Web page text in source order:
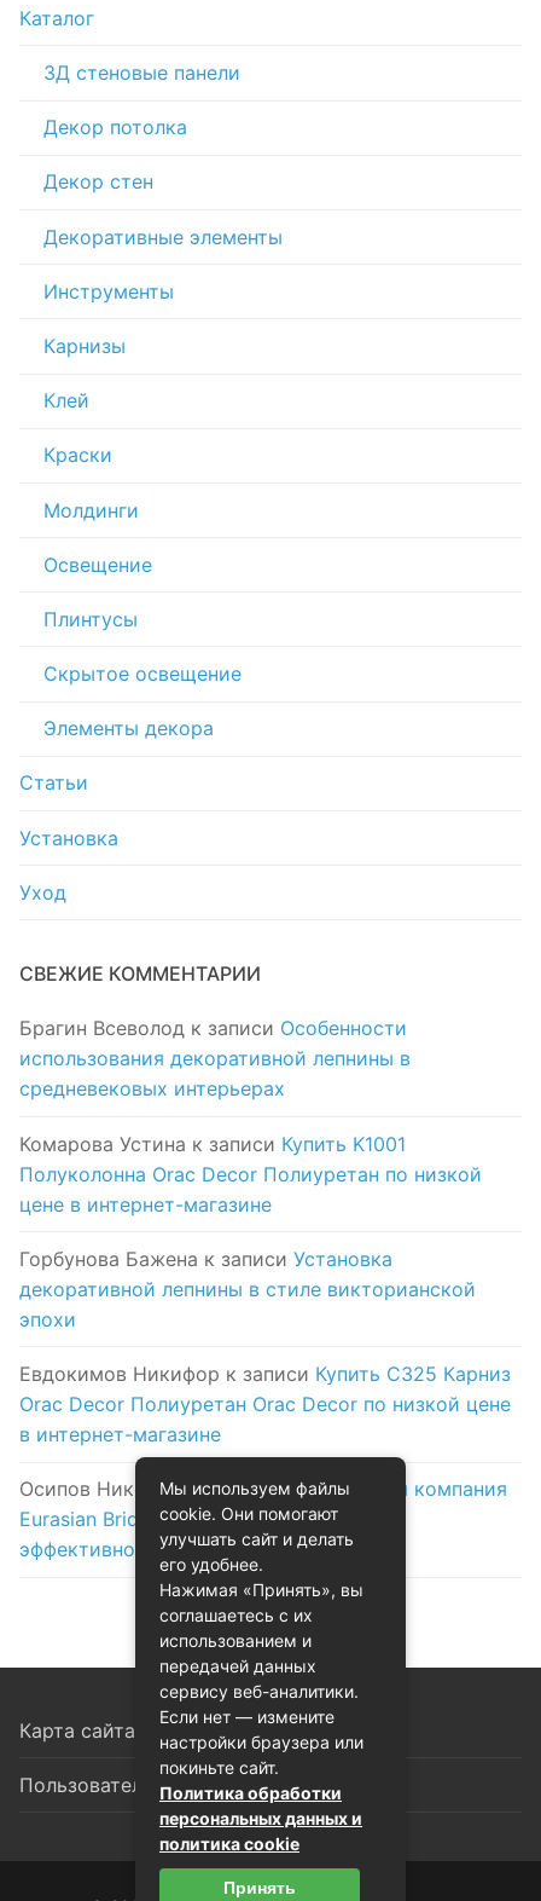
Каталог
3Д стеновые панели
Декор потолка
Декор стен
Декоративные элементы
Инструменты
Карнизы
Клей
Краски
Молдинги
Освещение
Плинтусы
Скрытое освещение
Элементы декора
Статьи
Установка
Уход
СВЕЖИЕ КОММЕНТАРИИ
Брагин Всеволод к записи Особенности
использования декоративной лепнины в
средневековых интерьерах
Комарова Устина к записи Купить K1001
Полуколонна Orac Decor Полиуретан по низкой
цене в интернет-магазине
Горбунова Бажена к записи Установка
декоративной лепнины в стиле викторианской
эпохи
Евдокимов Никифор к записи Купить C325 Карниз
Orac Decor Полиуретан Orac Decor по низкой цене
в интернет-магазине
Осипов Николак записиЛогистическая компания
Eurasian Bridge в Астане: надежность и
эффективность на первом месте
Карта сайта
Пользовательское соглашение
Мы используем файлы
cookie. Они помогают
улучшать сайт и делать
его удобнее.
Нажимая «Принять», вы
соглашаетесь с их
использованием и
передачей данных
сервису веб-аналитики.
Если нет — измените
настройки браузера или
покиньте сайт.
Политика обработки
персональных данных и
политика cookie
Принять